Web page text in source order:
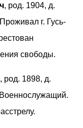
, род. 1904, д.
г. Гусь-
свободы.
, род. 1898, д.